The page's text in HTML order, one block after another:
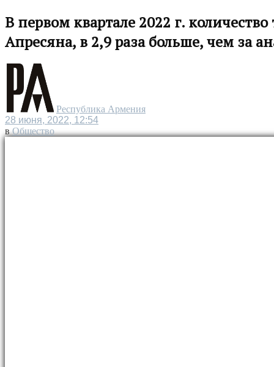
В первом квартале 2022 г.
Апресяна, в 2,9 раза больше, чем за
Республика Армения
28 июня, 2022, 12:54
в Общество